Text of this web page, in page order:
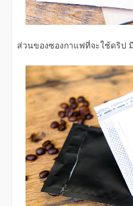
ส่วนของซองกาแฟที่จะใช้ดริป